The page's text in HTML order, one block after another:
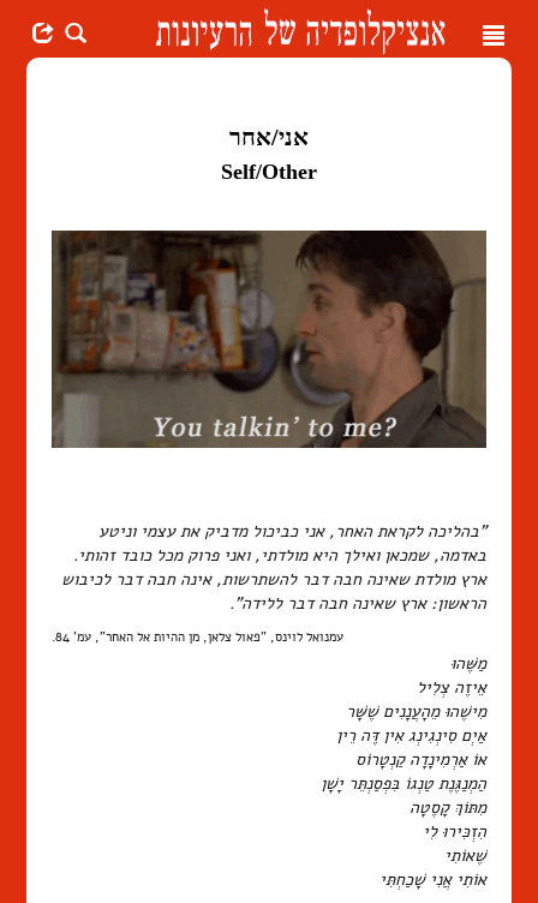
Toggle
אני/אחר
Self/Other
"בהליכה לקראת האחר, אני כביכול מדביק את עצמי וניטע
באדמה, שמכאן ואילך היא מולדתי, ואני פרוק מכל כובד זהותי.
ארץ מולדת שאינה חבה דבר להשתרשות, אינה חבה דבר לכיבוש
הראשון: ארץ שאינה חבה דבר ללידה".
עמנואל לוינס, "פאול צלאן, מן ההיות אל האחר", עמ' 84.
מַשֶּׁהוּ
אֵיזֶה צְלִיל
מִישֶׁהוּ מֵהָעֲנָנִים שֶׁשָּׁר
אַיְם סִינְגִינְג אִין דֶּה רֵין
אוֹ אַרְמִינָדָה קַנְטָרוֹס
הַמְנַגֶּנֶת טַנְגוֹ בִּפְסַנְתֵּר יָשָׁן
מִתּוֹךְ קָסֶטָה
הִזְכִּירוּ לִי
שֶׁאוֹתִי
אוֹתִי אֲנִי שָׁכַחְתִּי